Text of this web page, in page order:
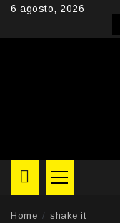
Skip6 agosto, 2026
Primary
Menu
Home shake it